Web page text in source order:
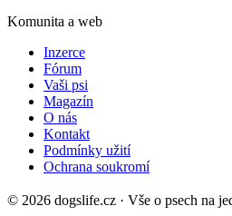
Komunita a web
Inzerce
Fórum
Vaši psi
Magazín
O nás
Kontakt
Podmínky užití
Ochrana soukromí
© 2026 dogslife.cz · Vše o psech na